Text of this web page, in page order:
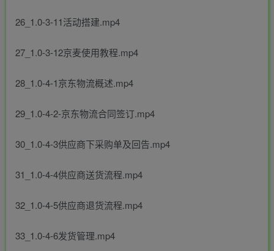
26_1.0-3-11活动搭建.mp4
27_1.0-3-12京麦使用教程.mp4
28_1.0-4-1京东物流概述.mp4
29_1.0-4-2-京东物流合同签订.mp4
30_1.0-4-3供应商下采购单及回告.mp4
31_1.0-4-4供应商送货流程.mp4
32_1.0-4-5供应商退货流程.mp4
33_1.0-4-6发货管理.mp4